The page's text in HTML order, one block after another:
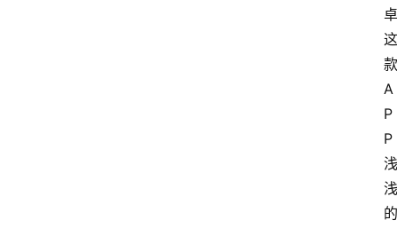
卓
这
款
A
P
P
浅
浅
的